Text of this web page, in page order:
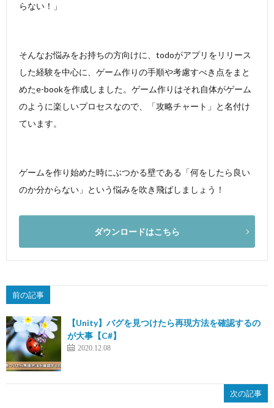
らない！」
そんなお悩みをお持ちの方向けに、todoがアプリをリリース
した経験を中心に、ゲーム作りの手順や考慮すべき点をまと
めたe-bookを作成しました。ゲーム作りはそれ自体がゲーム
のように楽しいプロセスなので、「攻略チャート」と名付け
ています。
ゲームを作り始めた時にぶつかる壁である「何をしたら良い
のか分からない」という悩みを吹き飛ばしましょう！
ダウンロードはこちら
前の記事
【Unity】バグを見つけたら再現方法を確認するの
が大事【C#】
2020.12.08
次の記事